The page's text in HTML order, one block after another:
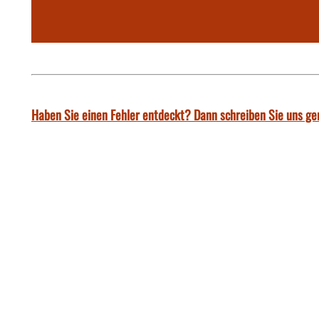
Haben Sie einen Fehler entdeckt? Dann schreiben Sie uns